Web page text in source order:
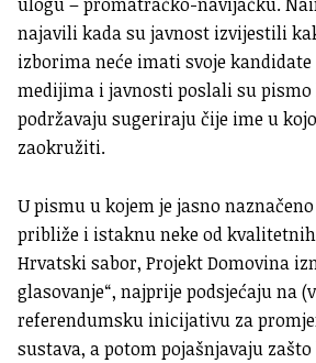
najavili kada su javnost izvijestili
izborima neće imati svoje
medijima i javnosti poslali su
podržavaju sugeriraju čije ime u
zaokružiti.
U pismu u kojem je jasno
približe i istaknu neke od
Hrvatski sabor, Projekt Domovina
glasovanje“, najprije podsjećaju na
referendumsku inicijativu za
sustava, a potom pojašnjavaju